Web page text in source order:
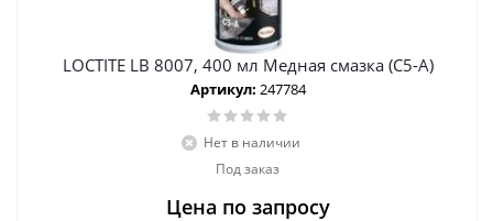
LOCTITE LB 8007, 400 мл Медная смазка (C5-A)
Артикул: 247784
Нет в наличии
Под заказ
Цена по запросу